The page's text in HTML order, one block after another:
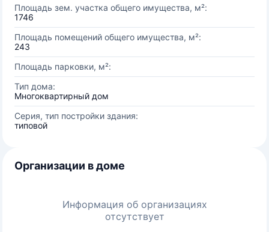
Площадь зем. участка общего имущества, м²:
1746
Площадь помещений общего имущества, м²:
243
Площадь парковки, м²:
Тип дома:
Многоквартирный дом
Серия, тип постройки здания:
типовой
Организации в доме
Информация об организациях
отсутствует